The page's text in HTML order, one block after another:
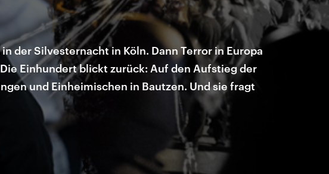
der Silvesternacht in Köln. Dann Terror in Europa
Einhundert blickt zurück: Auf den Aufstieg der
und Einheimischen in Bautzen. Und sie fragt